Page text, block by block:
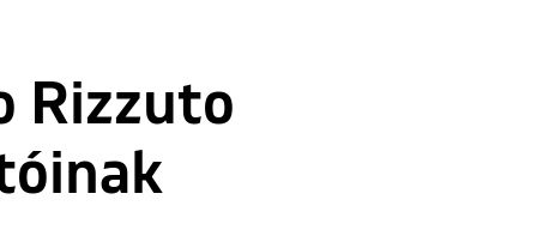
Rizzuto